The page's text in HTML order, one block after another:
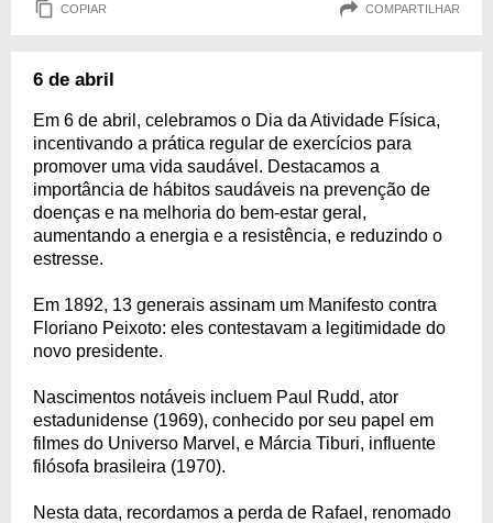
COPIAR COMPARTILHAR
6 de abril
Em 6 de abril, celebramos o Dia da Atividade Física,
incentivando a prática regular de exercícios para
promover uma vida saudável. Destacamos a
importância de hábitos saudáveis na prevenção de
doenças e na melhoria do bem-estar geral,
aumentando a energia e a resistência, e reduzindo o
estresse.
Em 1892, 13 generais assinam um Manifesto contra
Floriano Peixoto: eles contestavam a legitimidade do
novo presidente.
Nascimentos notáveis incluem Paul Rudd, ator
estadunidense (1969), conhecido por seu papel em
filmes do Universo Marvel, e Márcia Tiburi, influente
filósofa brasileira (1970).
Nesta data, recordamos a perda de Rafael, renomado